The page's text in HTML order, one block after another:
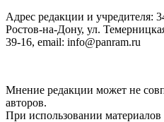
Адрес редакции и учредителя:
Ростов-на-Дону, ул.
39-16, email: info@panram.ru
Мнение редакции может не
авторов.
При использовании материалов